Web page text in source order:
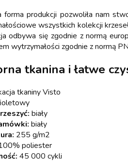
forma produkcji pozwoliła nam
wszystkich kolekcji
odbywa się zgodnie z normą
wytrzymałości zgodnie z normą
tkanina i łatwe
tkaniny Visto
biały
biały
255 g/m2
poliester
45 000 cykli